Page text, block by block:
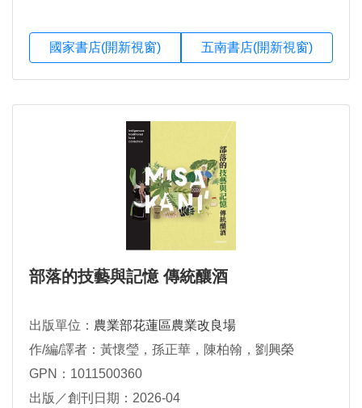
國家書店(開新視窗) 五南書店(開新視窗)
部落的技藝與記憶 傳統釀酒
出版單位： 農業部花蓮區農業改良場
作/編/譯者：黃懷瑩，孫正華，陳柏翰，劉興榮
GPN：1011500360
出版／創刊日期：2026-04